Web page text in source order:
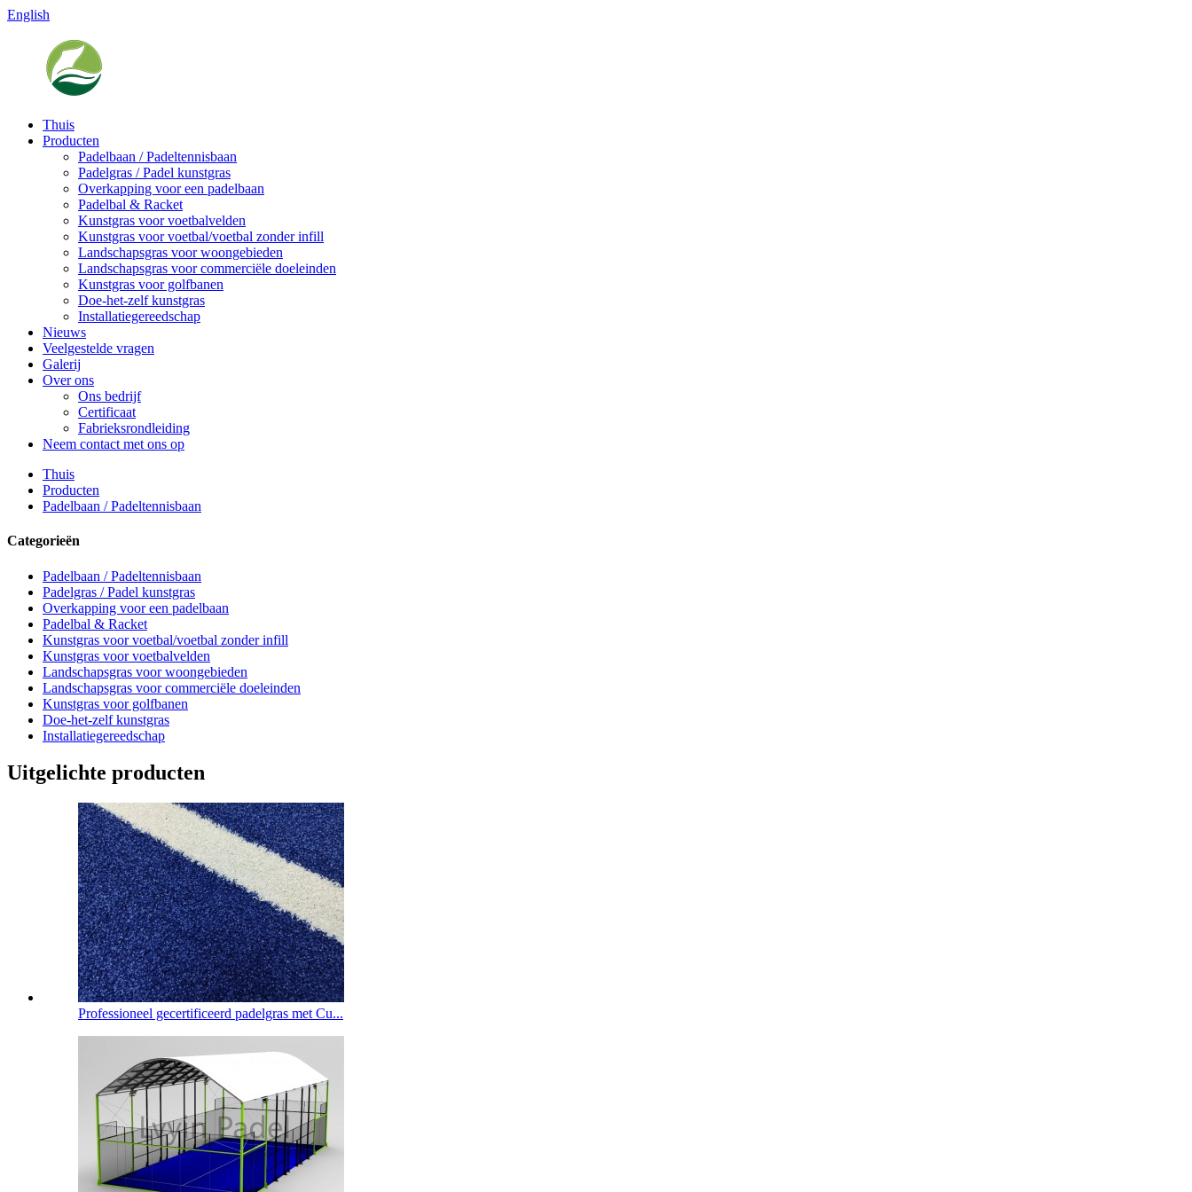
English
Thuis
Producten
Padelbaan / Padeltennisbaan
Padelgras / Padel kunstgras
Overkapping voor een padelbaan
Padelbal & Racket
Kunstgras voor voetbalvelden
Kunstgras voor voetbal/voetbal zonder infill
Landschapsgras voor woongebieden
Landschapsgras voor commerciële doeleinden
Kunstgras voor golfbanen
Doe-het-zelf kunstgras
Installatiegereedschap
Nieuws
Veelgestelde vragen
Galerij
Over ons
Ons bedrijf
Certificaat
Fabrieksrondleiding
Neem contact met ons op
Thuis
Producten
Padelbaan / Padeltennisbaan
Categorieën
Padelbaan / Padeltennisbaan
Padelgras / Padel kunstgras
Overkapping voor een padelbaan
Padelbal & Racket
Kunstgras voor voetbal/voetbal zonder infill
Kunstgras voor voetbalvelden
Landschapsgras voor woongebieden
Landschapsgras voor commerciële doeleinden
Kunstgras voor golfbanen
Doe-het-zelf kunstgras
Installatiegereedschap
Uitgelichte producten
Professioneel gecertificeerd padelgras met Cu...